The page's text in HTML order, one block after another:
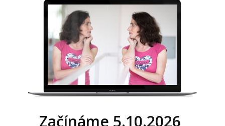
Začínáme 5.10.2026